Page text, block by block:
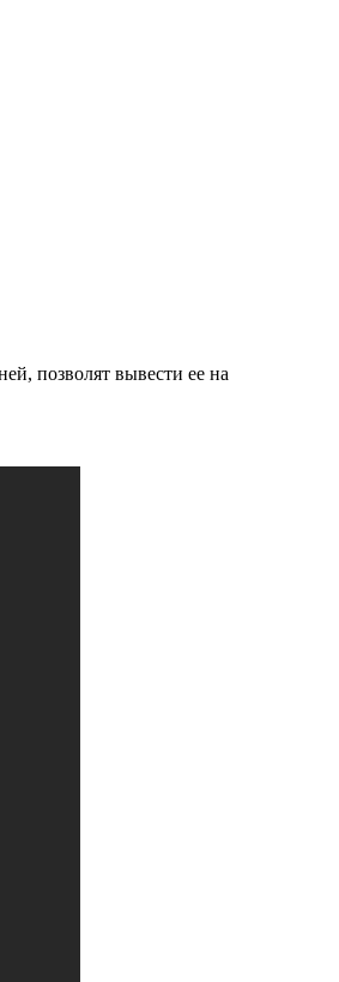
позволят вывести ее на